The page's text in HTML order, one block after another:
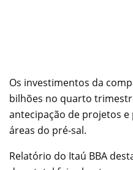
Os investimentos da
bilhões no quarto
antecipação de projetos
áreas do pré-sal.
Relatório do Itaú BBA